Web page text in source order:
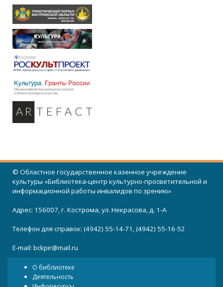
© Областное государственное казенное учреждение
культуры «Библиотека-центр культурно-просветительной и
информационной работы инвалидов по зрению»
Адрес: 156007, г. Кострома, ул. Некрасова, д. 1-А
Телефон для справок: (4942) 55-14-71, (4942) 55-16-52
E-mail: bckpir@mail.ru
О библиотеке
Деятельность